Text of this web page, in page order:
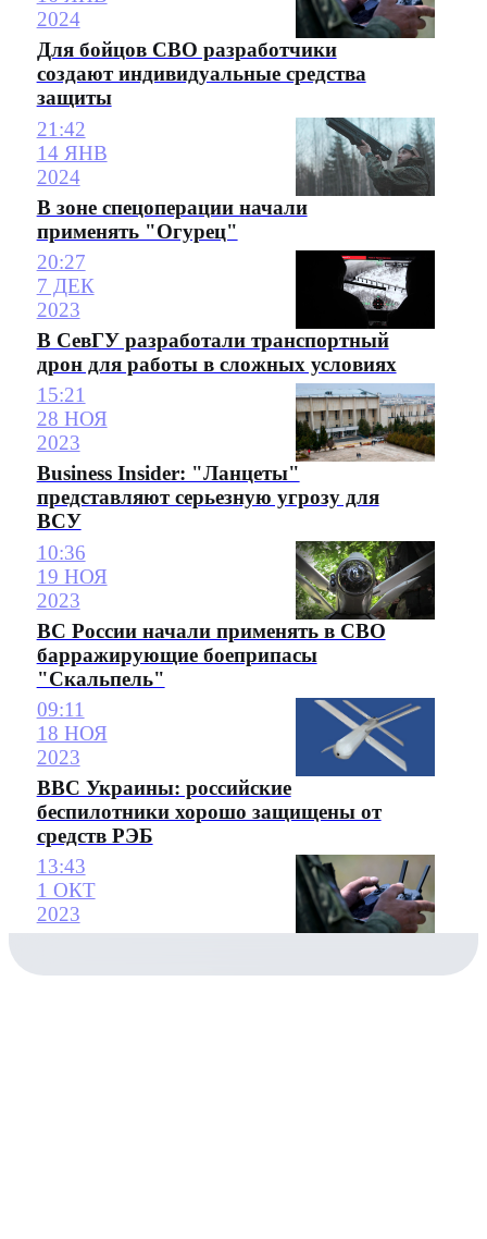
2024
Для бойцов СВО разработчики
создают индивидуальные средства
защиты
21:42
14 ЯНВ
2024
В зоне спецоперации начали
применять "Огурец"
20:27
7 ДЕК
2023
В СевГУ разработали транспортный
дрон для работы в сложных условиях
15:21
28 НОЯ
2023
Business Insider: "Ланцеты"
представляют серьезную угрозу для
ВСУ
10:36
19 НОЯ
2023
ВС России начали применять в СВО
барражирующие боеприпасы
"Скальпель"
09:11
18 НОЯ
2023
ВВС Украины: российские
беспилотники хорошо защищены от
средств РЭБ
13:43
1 ОКТ
2023